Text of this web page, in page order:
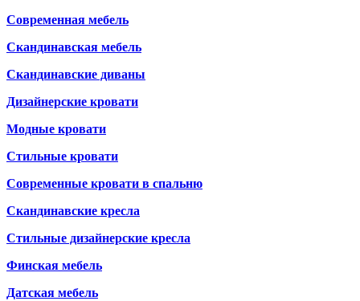
Современная мебель
Скандинавская мебель
Скандинавские диваны
Дизайнерские кровати
Модные кровати
Стильные кровати
Современные кровати в спальню
Скандинавские кресла
Стильные дизайнерские кресла
Финская мебель
Датская мебель